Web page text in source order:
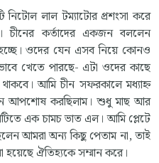
নিটোল লাল টম্যাটোর প্রশংসা করে
কর্তাদের একজন বললেন
হচ্ছে। ওদের যেন এসব নিয়ে কোনও
খেতে পারছে- এটা ওদের কাছে
আমি চীন সফরকালে মধ্যাহ্ন
আপশোষ করছিলাম। শুধু মাছ আর
এক চামচ ভাত এল। আমি প্লেটে
আমরা অন্য কিছু পেতাম না, তাই
ঐতিহ্যকে সম্মান করে।